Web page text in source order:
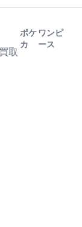
取
ポケ
カ
ワンピ
ース